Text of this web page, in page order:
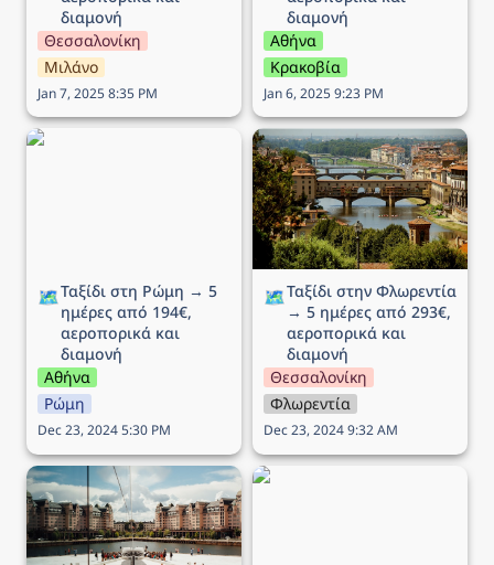
διαμονή
Θεσσαλονίκη
Μιλάνο
Jan 7, 2025 8:35 PM
διαμονή
Αθήνα
Κρακοβία
Jan 6, 2025 9:23 PM
Ταξίδι στη Ρώμη → 5
🗺️Ταξίδι στη Ρώμη → 5
ημέρες από 194€,
αεροπορικά και
διαμονή
Αθήνα
Ρώμη
Dec 23, 2024 5:30 PM
Ταξίδι στην Φλωρεντία →
5 ημέρες από 293€,
αεροπορικά και διαμονή
🗺️Ταξίδι στην Φλωρεντία
→ 5 ημέρες από 293€,
αεροπορικά και
διαμονή
Θεσσαλονίκη
Φλωρεντία
Dec 23, 2024 9:32 AM
Ταξίδι στο Όσλο (25η
Μαρτίου) → 5 ημέρες
από 292€, αεροπορικά
και διαμονή
Ταξίδι στην Μπρατισλάβα